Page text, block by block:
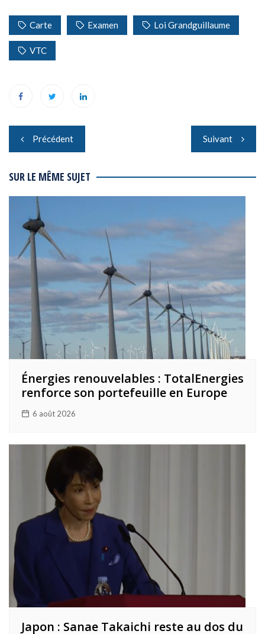
Carte Examen Loi Grandguillaume
VTC
Navigation
de
l’article
Précédent Suivant
SUR LE MÊME SUJET
Énergies renouvelables : TotalEnergies
renforce son portefeuille en Europe
6 août 2026
Japon : Sanae Takaichi reste au dos du